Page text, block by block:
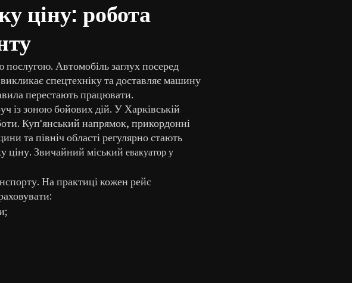
ціну: робота
послугою. Автомобіль заглух посеред
спецтехніку та доставляє машину
перестають працювати.
із зоною бойових дій. У Харківській
Куп'янський напрямок, прикордонні
та північ області регулярно стають
ціну. Звичайний міський евакуатор у
На практиці кожен рейс